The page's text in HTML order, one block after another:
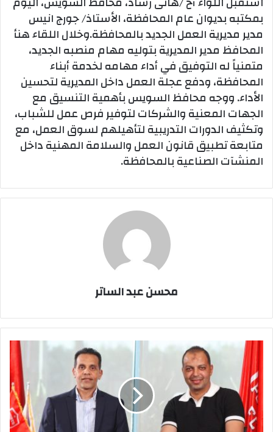
بمكتبه بديوان عام المحافظة، الأستاذ/ جورج انيس
مدير مديرية العمل الجديد بالمحافظة.وخلال اللقاء هنأ
المحافظ مدير المديرية بتوليه مهام منصبه الجديد،
متمنياً له التوفيق في أداء مهامه لخدمة أبناء
المحافظة، ودفع عجلة العمل داخل المديرية لتحسين
الأداء. ووجه محافظ السويس بأهمية التنسيق مع
الجهات المعنية والشركات لتوفير فرص عمل للشباب،
وتكثيف الدورات التدريبية لتأهيلهم لسوق العمل، مع
متابعة تطبيق قانون العمل والسلامة المهنية داخل
المنشآت الصناعية بالمحافظة.
محسن عبد الساتر
بورتو
يجدد
التعاقد
مع
حسام
أسامة
استعدادًا